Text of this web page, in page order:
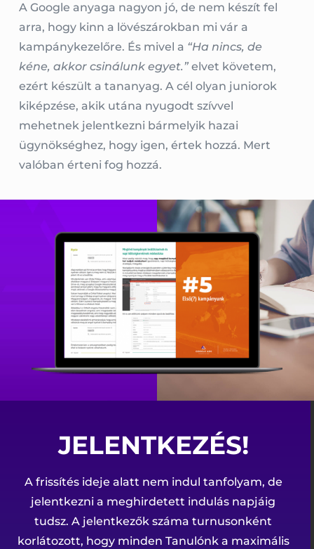
A Google anyaga nagyon jó, de nem készít fel
arra, hogy kinn a lövészárokban mi vár a
kampánykezelőre. És mivel a “Ha nincs, de
kéne, akkor csinálunk egyet.”elvet követem,
ezért készült a tananyag. A cél olyan juniorok
kiképzése, akik utána nyugodt szívvel
mehetnek jelentkezni bármelyik hazai
ügynökséghez, hogy igen, értek hozzá. Mert
valóban érteni fog hozzá.
JELENTKEZÉS!
A frissítés ideje alatt nem indul tanfolyam, de
jelentkezni a meghirdetett indulás napjáig
tudsz. A jelentkezők száma turnusonként
korlátozott, hogy minden Tanulónk a maximális